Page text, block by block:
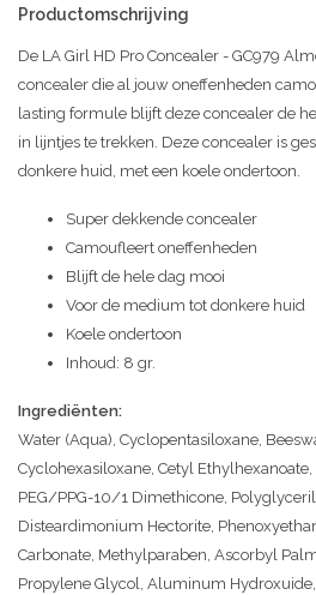
Productomschrijving
De LA Girl HD Pro Concealer - GC979
concealer die al jouw oneffenheden
lasting formule blijft deze concealer de
in lijntjes te trekken. Deze concealer is
donkere huid, met een koele ondertoon.
Super dekkende concealer
Camoufleert oneffenheden
Blijft de hele dag mooi
Voor de medium tot donkere huid
Koele ondertoon
Inhoud: 8 gr.
Ingrediënten:
Water (Aqua), Cyclopentasiloxane,
Cyclohexasiloxane, Cetyl
PEG/PPG-10/1 Dimethicone,
Disteardimonium Hectorite,
Carbonate, Methylparaben, Ascorbyl
Propylene Glycol, Aluminum